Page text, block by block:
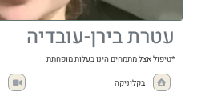
עטרת בירן-עובדיה
*טיפול אצל מתמחים הינו בעלות מופחתת
בקליניקה